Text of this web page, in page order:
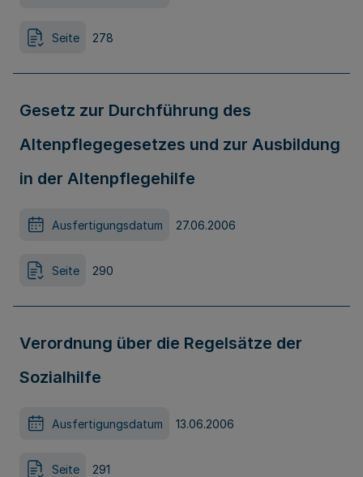
Seite 278
Gesetz zur Durchführung des
Altenpflegegesetzes und zur Ausbildung
in der Altenpflegehilfe
Ausfertigungsdatum 27.06.2006
Seite 290
Verordnung über die Regelsätze der
Sozialhilfe
Ausfertigungsdatum 13.06.2006
Seite 291